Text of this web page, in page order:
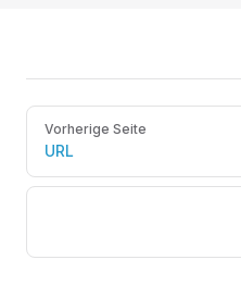
Pager
Vorherige Seite
URL